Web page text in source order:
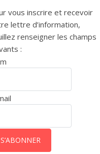
vous inscrire et recevoir
lettre d’information,
renseigner les champs
: